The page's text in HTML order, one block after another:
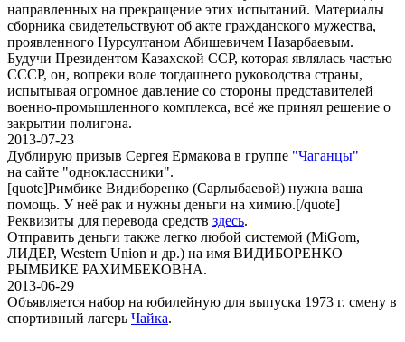
направленных на прекращение этих испытаний. Материалы
сборника свидетельствуют об акте гражданского мужества,
проявленного Нурсултаном Абишевичем Назарбаевым.
Будучи Президентом Казахской ССР, которая являлась частью
СССР, он, вопреки воле тогдашнего руководства страны,
испытывая огромное давление со стороны представителей
военно-промышленного комплекса, всё же принял решение о
закрытии полигона.
2013-07-23
Дублирую призыв Сергея Ермакова в группе "Чаганцы"
на сайте "одноклассники".
[quote]Римбике Видиборенко (Сарлыбаевой) нужна ваша
помощь. У неё рак и нужны деньги на химию.[/quote]
Реквизиты для перевода средств здесь.
Отправить деньги также легко любой системой (MiGom,
ЛИДЕР, Western Union и др.) на имя ВИДИБОРЕНКО
РЫМБИКЕ РАХИМБЕКОВНА.
2013-06-29
Объявляется набор на юбилейную для выпуска 1973 г. смену в
спортивный лагерь Чайка.